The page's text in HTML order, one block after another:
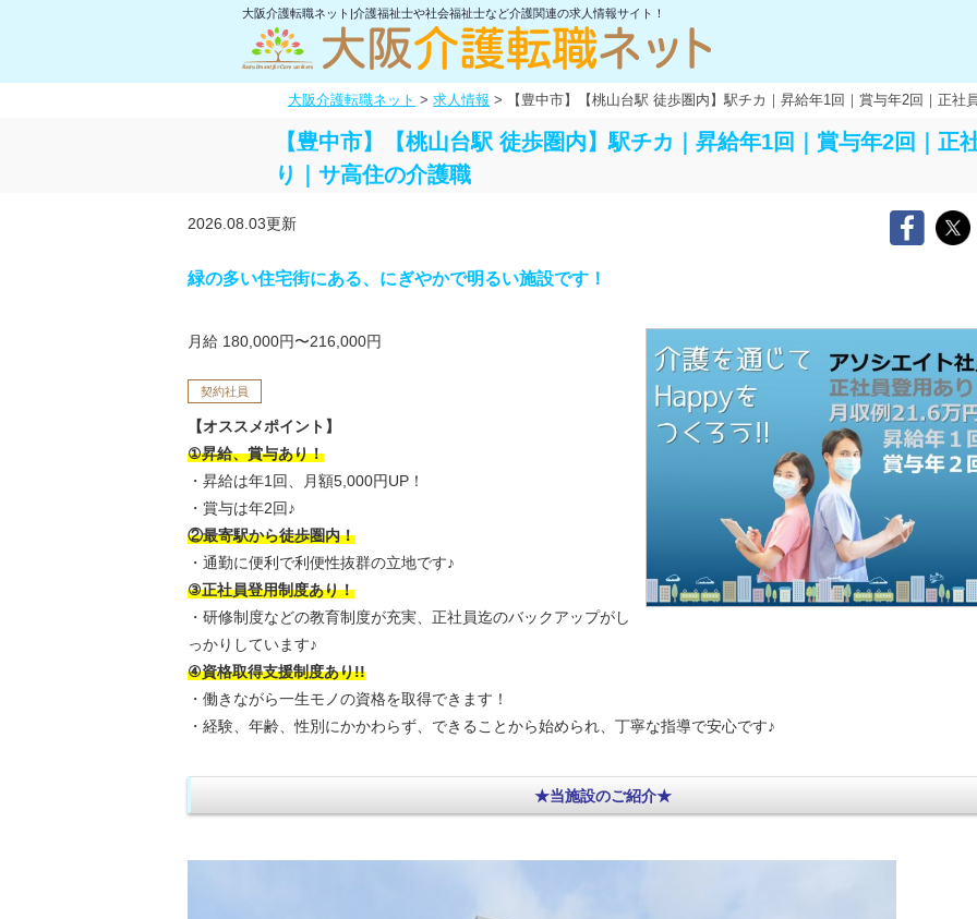
大阪介護転職ネット|介護福祉士や社会福祉士など介護関連の求人情報サイト！
大阪介護転職ネット > 求人情報 > 【豊中市】【桃山台駅 徒歩圏内】駅チカ｜昇給年1回｜賞与年2回｜正
【豊中市】【桃山台駅 徒歩圏内】駅チカ｜昇給年1回｜賞与年2回｜正
り｜サ高住の介護職
2026.08.03更新
緑の多い住宅街にある、にぎやかで明るい施設です！
月給 180,000円〜216,000円
契約社員
【オススメポイント】
①昇給、賞与あり！
・昇給は年1回、月額5,000円UP！
・賞与は年2回♪
②最寄駅から徒歩圏内！
・通勤に便利で利便性抜群の立地です♪
③正社員登用制度あり！
・研修制度などの教育制度が充実、正社員迄のバックアップがし
っかりしています♪
④資格取得支援制度あり!!
・働きながら一生モノの資格を取得できます！
・経験、年齢、性別にかかわらず、できることから始められ、丁寧な指導で安心です♪
★当施設のご紹介★